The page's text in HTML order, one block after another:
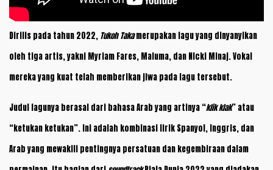
Dirilis pada tahun 2022, Tukoh Takamerupakan lagu yang dinyanyikan
oleh tiga artis, yakni Myriam Fares, Maluma, dan Nicki Minaj. Vokal
mereka yang kuat telah memberikan jiwa pada lagu tersebut.
Judul lagunya berasal dari bahasa Arab yang artinya “klik klak” atau
“ketukan ketukan”. Ini adalah kombinasi lirik Spanyol, Inggris, dan
Arab yang mewakili pentingnya persatuan dan kegembiraan dalam